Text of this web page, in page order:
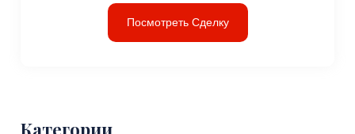
Посмотреть Сделку
Категории